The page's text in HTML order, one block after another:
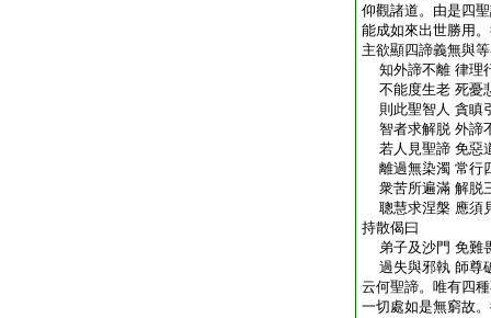
仰觀諸道。由是四
能成如來出世勝用
主欲顯四諦義無與
知外諦不離 律理
不能度生老 死憂
則此聖智人 貪瞋
智者求解脱 外諦
若人見聖諦 免惡
離過無染濁 常行
衆苦所遍滿 解脱
聰慧求涅槃 應須
持散偈曰
弟子及沙門 免難
過失與邪執 師尊
云何聖諦。唯有四
一切處如是無窮故